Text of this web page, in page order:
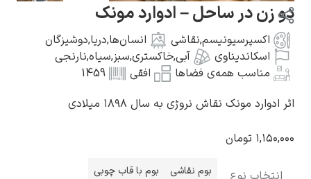
گوستاو کلیمت
ادوارد مونک
– ادوارد مونک
,نقاشی انسان‌ها,دریا,دوشیزگان
آبی,خاکستری,سبز,سیاه,نارنجی
فضاها
افقی
1459
نروژی به سال ۱۸۹۸ میلادی
بوم نقاشی
بوم با قاب چوبی